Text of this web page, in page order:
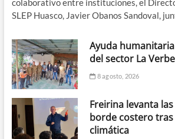
colaborativo entre instituciones, el
SLEP Huasco, Javier Obanos Sandoval,
Ayuda
del sector La
8 agosto, 2026
Freirina levanta
borde costero
climática